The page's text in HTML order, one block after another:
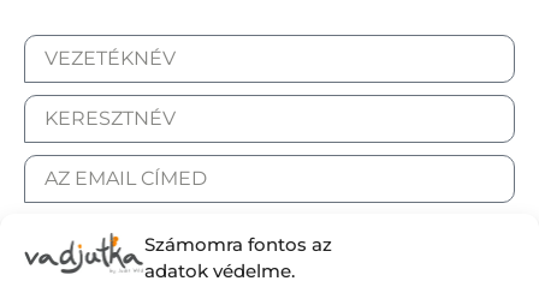
Számomra fontos az
adatok védelme.